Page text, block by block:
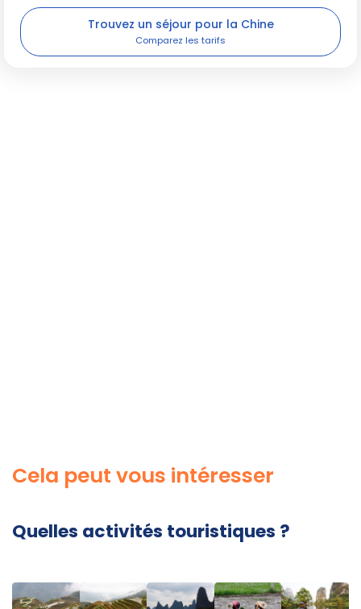
Trouvez un séjour pour la Chine
Cela peut vous intéresser
Quelles activités touristiques ?